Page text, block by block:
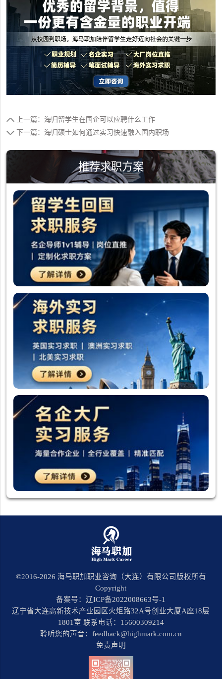
上一篇：海归留学生在国企可以应聘什么工作
下一篇：海归硕士如何通过实习快速融入国内职场
推荐求职方案
©2016-2026 海马职加职业咨询（大连）有限公司版权所有
Copyright
备案号：辽ICP备2022008663号-1
辽宁省大连高新技术产业园区火炬路32A号创业大厦A座18层
1801室 联系电话：15600309214
聆听您的声音：feedback@highmark.com.cn
免责声明